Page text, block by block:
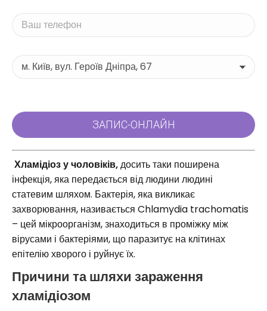
Хламідіоз у чоловіків,досить таки поширена
інфекція, яка передається від людини людині
статевим шляхом. Бактерія, яка викликає
захворювання, називається Chlamydia trachomatis
– цей мікроорганізм, знаходиться в проміжку між
вірусами і бактеріями, що паразитує на клітинах
епітелію хворого і руйнує їх.
Причини та шляхи зараження
хламідіозом